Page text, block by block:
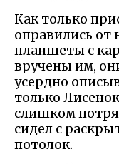
Как только
оправились от
планшеты с
вручены им,
усердно
только
слишком
сидел с
потолок.